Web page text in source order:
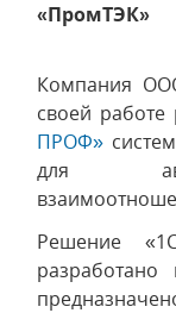
«ПромТЭК»
Компания
своей
ПРОФ»
для
Решение